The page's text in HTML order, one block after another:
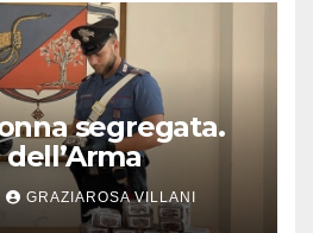
segregata.
GRAZIAROSA VILLANI